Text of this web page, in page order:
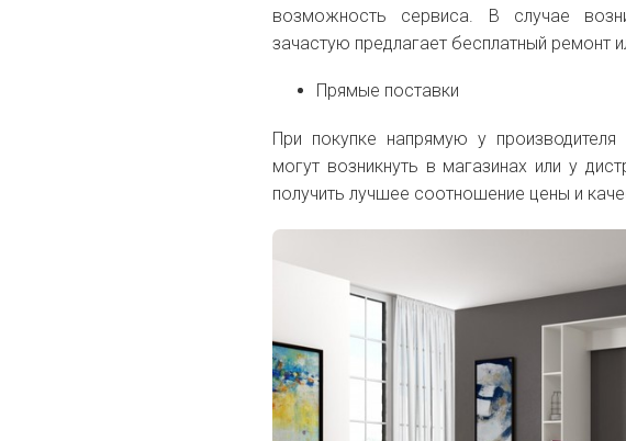
возможность сервиса. В случае
зачастую предлагает бесплатный ремонт
Прямые поставки
При покупке напрямую у
могут возникнуть в магазинах или у
получить лучшее соотношение цены и